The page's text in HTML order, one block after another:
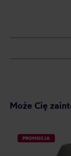
Może Cię
PROMOCJA